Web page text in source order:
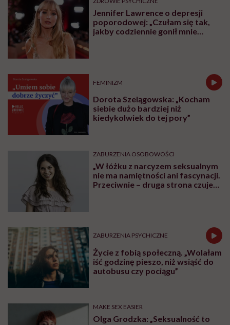
Jennifer Lawrence o depresji
poporodowej: „Czułam się tak,
jakby codziennie gonił mnie
FEMINIZM
Dorota Szelągowska: „Kocham
siebie dużo bardziej niż
kiedykolwiek do tej pory”
ZABURZENIA OSOBOWOŚCI
„W łóżku z narcyzem seksualnym
nie ma namiętności ani fascynacji.
Przeciwnie – druga strona czuje
ZABURZENIA PSYCHICZNE
Życie z fobią społeczną. „Wolałam
iść godzinę pieszo, niż wsiąść do
autobusu czy pociągu”
MAKE SEX EASIER
Olga Grodzka: „Seksualność to